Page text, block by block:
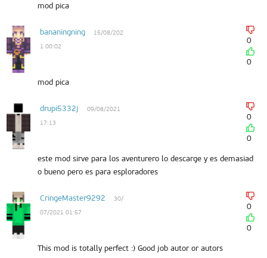
mod pica
bananingning
15/08/202
1 00:02
0
0
mod pica
drupi5332j
09/08/2021
17:13
0
0
este mod sirve para los aventurero lo descarge y es demasiad
o bueno pero es para esploradores
CringeMaster9292
30/
07/2021 01:57
0
0
This mod is totally perfect :) Good job autor or autors